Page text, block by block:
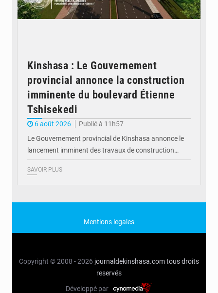
Kinshasa : Le Gouvernement
provincial annonce la construction
imminente du boulevard Étienne
Tshisekedi
6 août 2026
Publié à 11h57
Le Gouvernement provincial de Kinshasa annonce le
lancement imminent des travaux de construction…
SAVOIR PLUS
Mentions legales
Copyright © 2008 - 2026 journaldekinshasa.comtous droits
reservés
Développé par